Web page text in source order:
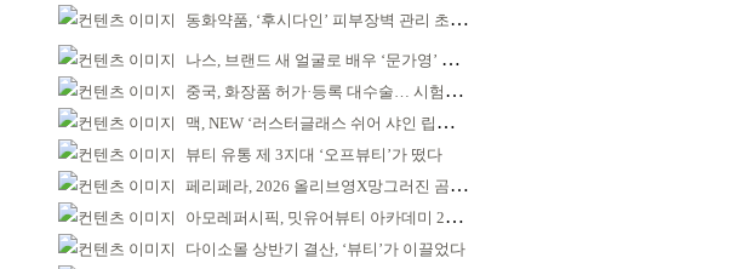
동화약품, ‘후시다인’ 피부장벽 관리 초점 ‘리브랜딩’
나스, 브랜드 새 얼굴로 배우 ‘문가영’ 발탁
중국, 화장품 허가·등록 대수술… 시험자료 공용 허용
맥, NEW ‘러스터글래스 쉬어 샤인 립스틱’ 출시
뷰티 유통 제 3지대 ‘오프뷰티’가 떴다
페리페라, 2026 올리브영X망그러진 곰 콜라보
아모레퍼시픽, 밋유어뷰티 아카데미 2기 발대식
다이소몰 상반기 결산, ‘뷰티’가 이끌었다